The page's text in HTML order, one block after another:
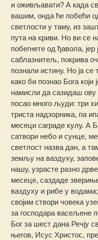
и оживљавати? А када
вашим, онда ће побећи
светлости у таму, из
пута на криви. Но ви се
побегнете од ђавола,
саблазнитељ, покрива
познали истину. Но ја
како би познао Бога који
намисли да сазидаш ову
посао много људи: три
триста надзорника, па
месеци саграде кулу. А
сатвори небо и сунце,
светлост назва дан, а
земљу на ваздуху,
нашу, узрасте разно
месеце, саздаде
ваздуху и рибе у
својим створи човека
за господара васељене
Бог за шест дана Речју
његов, Исус Христос,